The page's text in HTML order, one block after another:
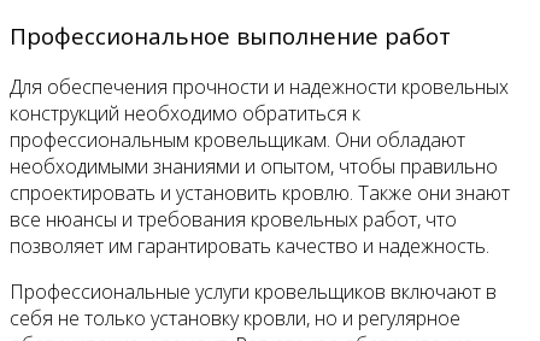
Профессиональное выполнение работ
Для обеспечения прочности и надежности кровельных
конструкций необходимо обратиться к
профессиональным кровельщикам. Они обладают
необходимыми знаниями и опытом, чтобы правильно
спроектировать и установить кровлю. Также они знают
все нюансы и требования кровельных работ, что
позволяет им гарантировать качество и надежность.
Профессиональные услуги кровельщиков включают в
себя не только установку кровли, но и регулярное